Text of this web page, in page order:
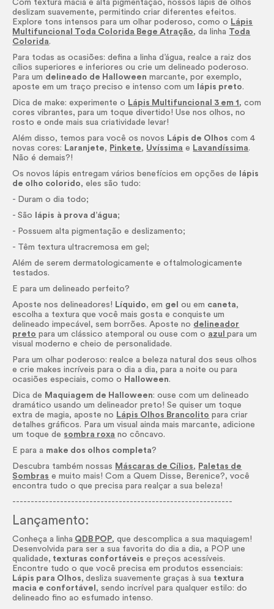
Com textura macia e alta pigmentação, nossos lápis de olhos
deslizam suavemente, permitindo criar diferentes efeitos.
Explore tons intensos para um olhar poderoso, como o Lápis
Multifuncional Toda Colorida Bege Atração, da linha Toda
Colorida.
Para todas as ocasiões: defina a linha d’água, realce a raiz dos
cílios superiores e inferiores ou crie um delineado poderoso.
Para um delineado de Halloween marcante, por exemplo,
aposte em um traço preciso e intenso com um
lápis preto.
Dica demake: experimente o Lápis Multifuncional 3 em 1 , com
cores vibrantes, para um toque divertido! Use nos olhos, no
rosto e onde mais sua criatividade levar!
Além disso, temos para você os novos Lápis de Olhos com 4
novas cores: Laranjete, Pinkete, Uvíssima e Lavandíssima.
Não é demais?!
Os novos lápis entregam vários benefícios em opções de
lápis
de olho colorido, eles são tudo:
- Duram o dia todo;
- São
lápis à prova d’água;
- Possuem alta pigmentação e deslizamento;
- Têm textura ultracremosa em gel;
Além de serem dermatologicamente e oftalmologicamente
testados.
E para um delineado perfeito?
Aposte nos delineadores! Líquido, em gel ou em caneta,
escolha a textura que você mais gosta e conquiste um
delineado impecável, sem borrões. Aposte no delineador
preto para um clássico atemporal ou ouse com o azulpara um
visual moderno e cheio de personalidade.
Para um olhar poderoso: realce a beleza natural dos seus olhos
e criemakes incríveis para o dia a dia, para a noite ou para
ocasiões especiais, como o Halloween.
Dica de Maquiagem de Halloween: ouse com um delineado
dramático usando um delineador preto! Se quiser um toque
extra de magia, aposte no Lápis Olhos Brancolito para criar
detalhes gráficos. Para um visual ainda mais marcante, adicione
um toque de sombra roxa no côncavo.
E para a make dos olhos completa?
Descubra também nossas Máscaras de Cílios, Paletas de
Sombras e muito mais! Com a Quem Disse, Berenice?, você
encontra tudo o que precisa para realçar a sua beleza!
------------------------------------------------------------
Lançamento:
Conheça a linha QDB POP, que descomplica a sua maquiagem!
Desenvolvida para ser a sua favorita do dia a dia, a POP une
qualidade, texturas confortáveis e preços acessíveis.
Encontre tudo o que você precisa em produtos essenciais:
Lápis para Olhos, desliza suavemente graças à sua textura
macia e confortável , sendo incrível para qualquer estilo: do
delineado fino ao esfumado intenso.